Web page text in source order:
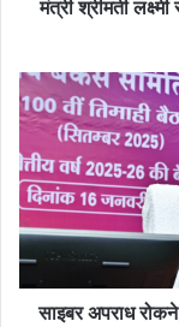
गोदाम
लोकार्पण….
मंत्री श्रीमती
साइबर
अपराध
रोकने,
डिजिटल
सुरक्षा
पर
विशेष
जोर
दिया
जाएः-साइबर अपराध